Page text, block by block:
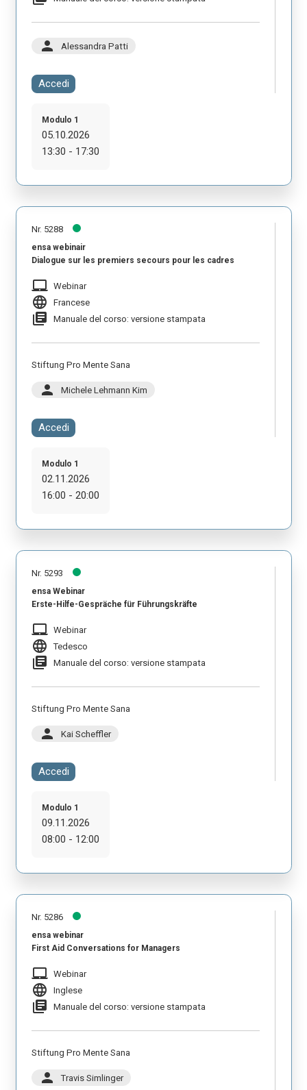
person Alessandra Patti
Accedi
Modulo 1
05.10.2026
13:30 - 17:30
Nr. 5288
ensa webinair
Dialogue sur les premiers secours pour les cadres
laptop_mac Webinar
language Francese
library_books Manuale del corso: versione stampata
Stiftung Pro Mente Sana
person Michele Lehmann Kim
Accedi
Modulo 1
02.11.2026
16:00 - 20:00
Nr. 5293
ensa Webinar
Erste-Hilfe-Gespräche für Führungskräfte
laptop_mac Webinar
language Tedesco
library_books Manuale del corso: versione stampata
Stiftung Pro Mente Sana
person Kai Scheffler
Accedi
Modulo 1
09.11.2026
08:00 - 12:00
Nr. 5286
ensa webinar
First Aid Conversations for Managers
laptop_mac Webinar
language Inglese
library_books Manuale del corso: versione stampata
Stiftung Pro Mente Sana
person Travis Simlinger